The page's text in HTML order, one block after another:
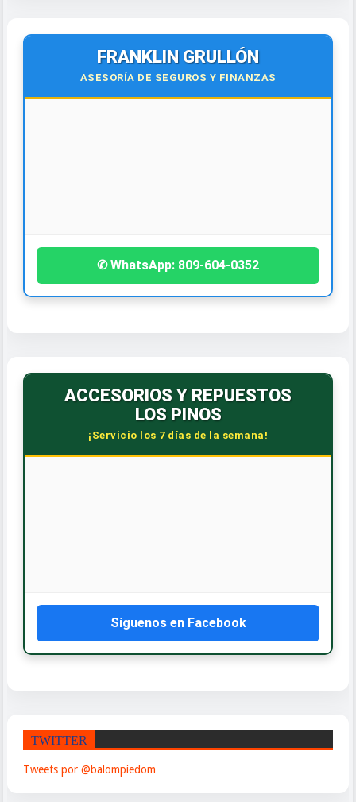
FRANKLIN GRULLÓN
ASESORÍA DE SEGUROS Y FINANZAS
✆ WhatsApp: 809-604-0352
ACCESORIOS Y REPUESTOS
LOS PINOS
¡Servicio los 7 días de la semana!
Síguenos en Facebook
TWITTER
Tweets por @balompiedom